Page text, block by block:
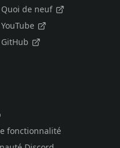
Quoi de neuf
YouTube
GitHub
fonctionnalité